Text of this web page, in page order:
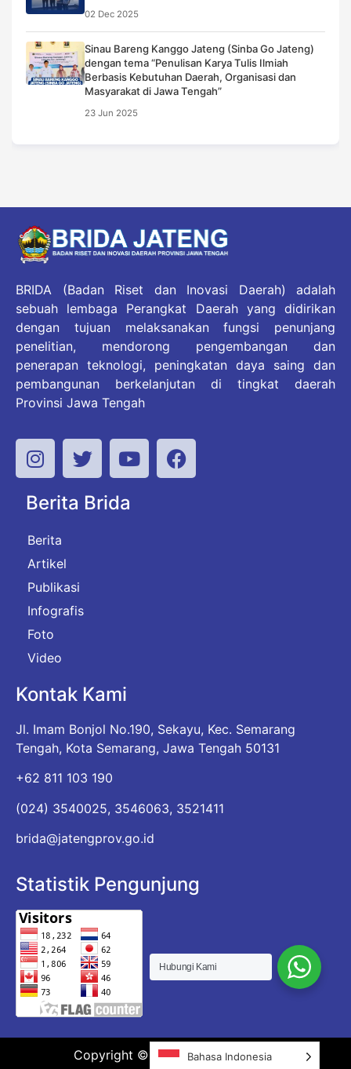
02 Dec 2025
Sinau Bareng Kanggo Jateng (Sinba Go Jateng)
dengan tema “Penulisan Karya Tulis Ilmiah
Berbasis Kebutuhan Daerah, Organisasi dan
Masyarakat di Jawa Tengah”
23 Jun 2025
BRIDA (Badan Riset dan Inovasi Daerah) adalah
sebuah lembaga Perangkat Daerah yang didirikan
dengan tujuan melaksanakan fungsi penunjang
penelitian, mendorong pengembangan dan
penerapan teknologi, peningkatan daya saing dan
pembangunan berkelanjutan di tingkat daerah
Provinsi Jawa Tengah
Berita Brida
Berita
Artikel
Publikasi
Infografis
Foto
Video
Kontak Kami
Jl. Imam Bonjol No.190, Sekayu, Kec. Semarang
Tengah, Kota Semarang, Jawa Tengah 50131
+62 811 103 190
(024) 3540025, 3546063, 3521411
brida@jatengprov.go.id
Statistik Pengunjung
Copyright © 2026 BRIDA JATENG
Hubungi Kami
Bahasa Indonesia